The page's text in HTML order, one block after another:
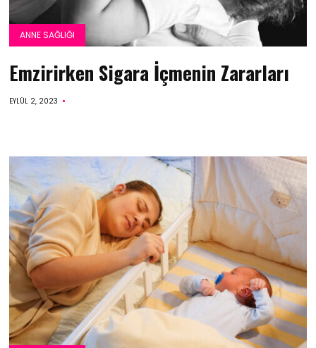
ANNE SAĞLIĞI
Emzirirken Sigara İçmenin Zararları
EYLÜL 2, 2023